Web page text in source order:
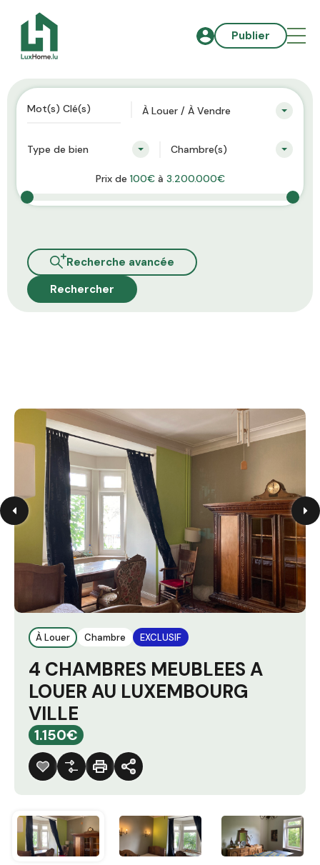
Publier
À Louer / À Vendre
Type de bien Chambre(s)
Prix de 100€à 3.200.000€
Recherche avancée
Rechercher
À Louer Chambre EXCLUSIF
4 CHAMBRES MEUBLEES A
LOUER AU LUXEMBOURG
VILLE
1.150€